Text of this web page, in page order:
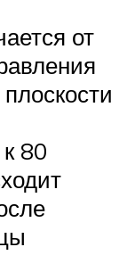
от
80